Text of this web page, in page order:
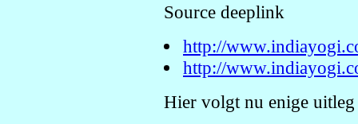
Source deeplink
http://
http://
Hier volgt nu enige